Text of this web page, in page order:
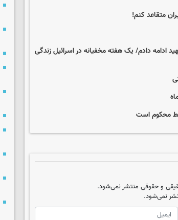
متقاعد کنم!
ادامه دادم/ یک هفته مخفیانه در اسرائیل زندگی
محکوم است
و حقوقی منتشر نمی‌شود.
نمی‌شود.